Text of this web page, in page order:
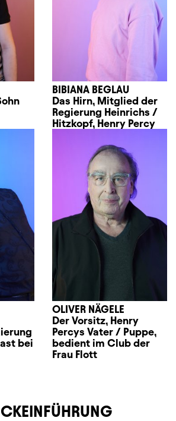
BIBIANA BEGLAU
Das Hirn, Mitglied der
Regierung Heinrichs /
Hitzkopf, Henry Percy
bei
OLIVER NÄGELE
Der Vorsitz, Henry
Percys Vater / Puppe,
bedient im Club der
Frau Flott